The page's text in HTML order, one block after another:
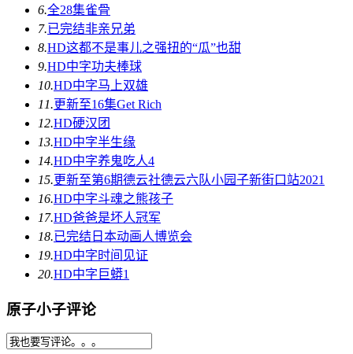
6.全28集雀骨
7.已完结非亲兄弟
8.HD这都不是事儿之强扭的“瓜”也甜
9.HD中字功夫棒球
10.HD中字马上双雄
11.更新至16集Get Rich
12.HD硬汉团
13.HD中字半生缘
14.HD中字养鬼吃人4
15.更新至第6期德云社德云六队小园子新街口站2021
16.HD中字斗魂之熊孩子
17.HD爸爸是坏人冠军
18.已完结 日本动画人博览会
19.HD中字时间见证
20.HD中字 巨蟒1
原子小子评论